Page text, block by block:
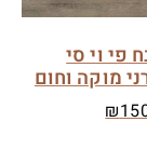
פי וי סי
מוקה וחום
₪